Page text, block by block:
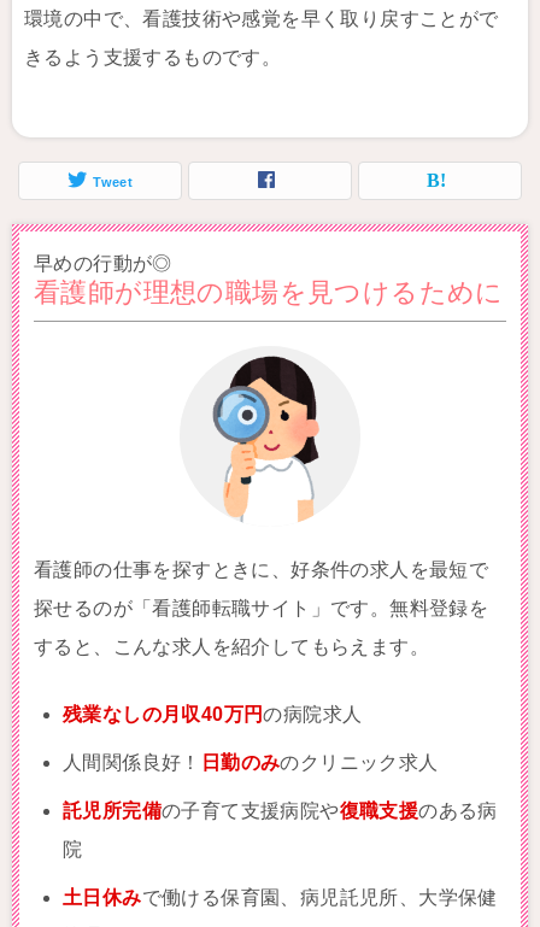
環境の中で、看護技術や感覚を早く取り戻すことがで
きるよう支援するものです。
Tweet
早めの行動が◎
看護師が理想の職場を見つけるために
看護師の仕事を探すときに、好条件の求人を最短で
探せるのが「看護師転職サイト」です。無料登録を
すると、こんな求人を紹介してもらえます。
残業なしの月収40万円の病院求人
人間関係良好！ 日勤のみのクリニック求人
託児所完備の子育て支援病院や復職支援のある病
院
土日休みで働ける保育園、病児託児所、大学保健